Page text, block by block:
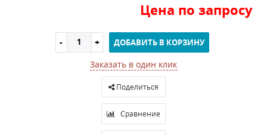
Цена по запросу
ДОБАВИТЬ В КОРЗИНУ
Заказать в один клик
Поделиться
Сравнение